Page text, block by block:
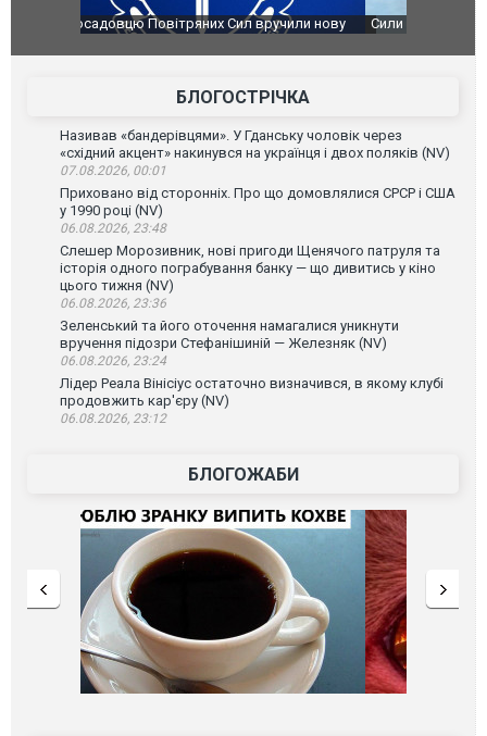
Сили оборони уразили Ярославський НПЗ:
атаку. ВІДЕО
Неймар
БЛОГОСТРІЧКА
Називав «бандерівцями». У Гданську чоловік через
«східний акцент» накинувся на українця і двох поляків (NV)
07.08.2026, 00:01
Приховано від сторонніх. Про що домовлялися СРСР і США
у 1990 році (NV)
06.08.2026, 23:48
Слешер Морозивник, нові пригоди Щенячого патруля та
історія одного пограбування банку — що дивитись у кіно
цього тижня (NV)
06.08.2026, 23:36
Зеленський та його оточення намагалися уникнути
вручення підозри Стефанішиній — Железняк (NV)
06.08.2026, 23:24
Лідер Реала Вінісіус остаточно визначився, в якому клубі
продовжить кар'єру (NV)
06.08.2026, 23:12
БЛОГОЖАБИ